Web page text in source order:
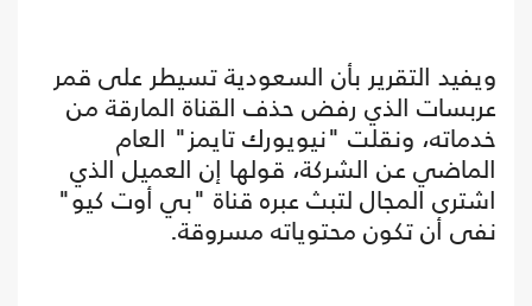
ويفيد التقرير بأن السعودية تسيطر على قمر
عربسات الذي رفض حذف القناة المارقة من
خدماته، ونقلت "نيويورك تايمز" العام
الماضي عن الشركة، قولها إن العميل الذي
اشترى المجال لتبث عبره قناة "بي أوت كيو"
نفى أن تكون محتوياته مسروقة.